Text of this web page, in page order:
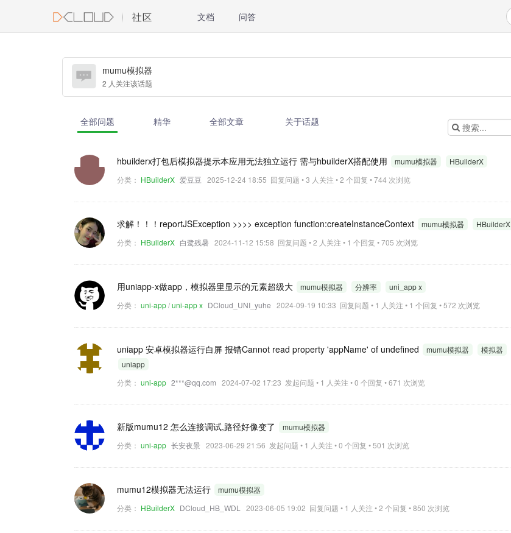
文档 问答
mumu模拟器
2 人关注该话题
全部问题 精华 全部文章 关于话题
hbuilderx打包后模拟器提示本应用无法独立运行 需与hbuilderX搭配使用 mumu模拟器
HBuilderX
分类： HBuilderX 爱豆豆 2025-12-24 18:55 回复问题 • 3 人关注 • 2 个回复 • 744 次浏览
求解！！！reportJSException >>>> exception function:createInstanceContext mumu模拟器
HBuilderX
分类： HBuilderX 白鹭残暑 2024-11-12 15:58 回复问题 • 2 人关注 • 1 个回复 • 705 次浏览
用uniapp-x做app，模拟器里显示的元素超级大 mumu模拟器 分辨率
uni_app x
分类： uni-app/uni-app x DCloud_UNI_yuhe 2024-09-19 10:33 回复问题 • 1 人关注 • 1 个回复 • 572 次浏览
uniapp 安卓模拟器运行白屏 报错Cannot read property 'appName' of undefined mumu模拟器 模拟器
uniapp
分类： uni-app 2***@qq.com 2024-07-02 17:23 发起问题 • 1 人关注 • 0 个回复 • 671 次浏览
新版mumu12 怎么连接调试,路径好像变了
mumu模拟器
分类： uni-app 长安夜景 2023-06-29 21:56 发起问题 • 1 人关注 • 0 个回复 • 501 次浏览
mumu12模拟器无法运行
mumu模拟器
分类： HBuilderX DCloud_HB_WDL 2023-06-05 19:02 回复问题 • 1 人关注 • 2 个回复 • 850 次浏览